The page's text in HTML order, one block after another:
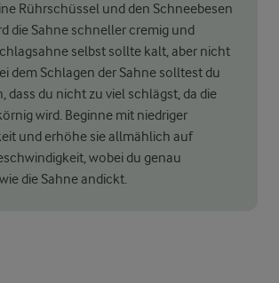
Rührschüssel und den Schneebesen
die Sahne schneller cremig und
selbst sollte kalt, aber nicht
dem Schlagen der Sahne solltest du
dass du nicht zu viel schlägst, da die
wird. Beginne mit niedriger
und erhöhe sie allmählich auf
wobei du genau
die Sahne andickt.